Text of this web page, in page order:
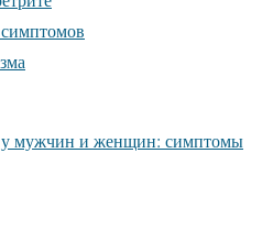
у мужчин и женщин: симптомы